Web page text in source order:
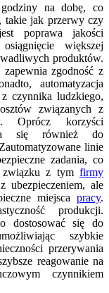
godziny na dobę, co
takie jak przerwy czy
poprawa jakości
większej
produktów.
zapewnia zgodność z
automatyzacja
czynnika ludzkiego,
związanych z
Oprócz korzyści
się również do
linie
zadania, co
związku z tym firmy
ale
miejsca pracy.
produkcji.
dostosować się do
szybkie
przerywania
reagowanie na
czynnikiem